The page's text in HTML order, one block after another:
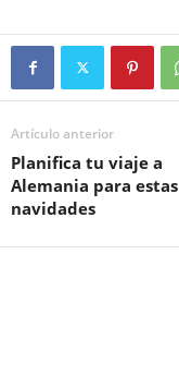
Artículo anterior
Planifica tu viaje a
Alemania para estas
navidades